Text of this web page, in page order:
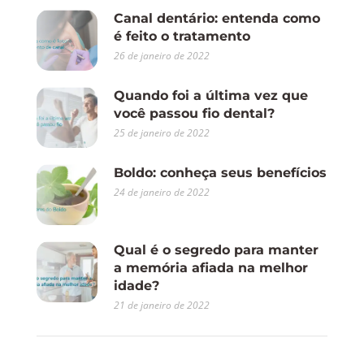
Canal dentário: entenda como
é feito o tratamento
26 de janeiro de 2022
Quando foi a última vez que
você passou fio dental?
25 de janeiro de 2022
Boldo: conheça seus benefícios
24 de janeiro de 2022
Qual é o segredo para manter
a memória afiada na melhor
idade?
21 de janeiro de 2022